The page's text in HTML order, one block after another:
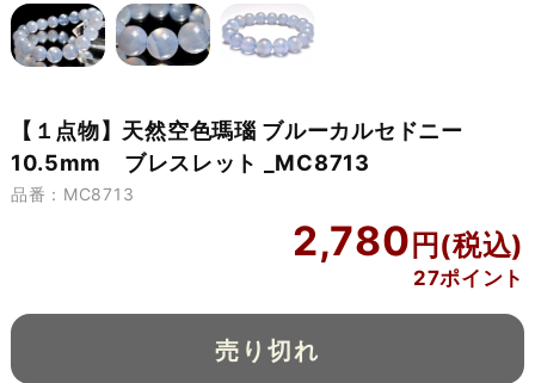
【１点物】天然空色瑪瑙 ブルーカルセドニー
10.5mm ブレスレット _MC8713
品番：MC8713
2,780
27ポイント
売り切れ